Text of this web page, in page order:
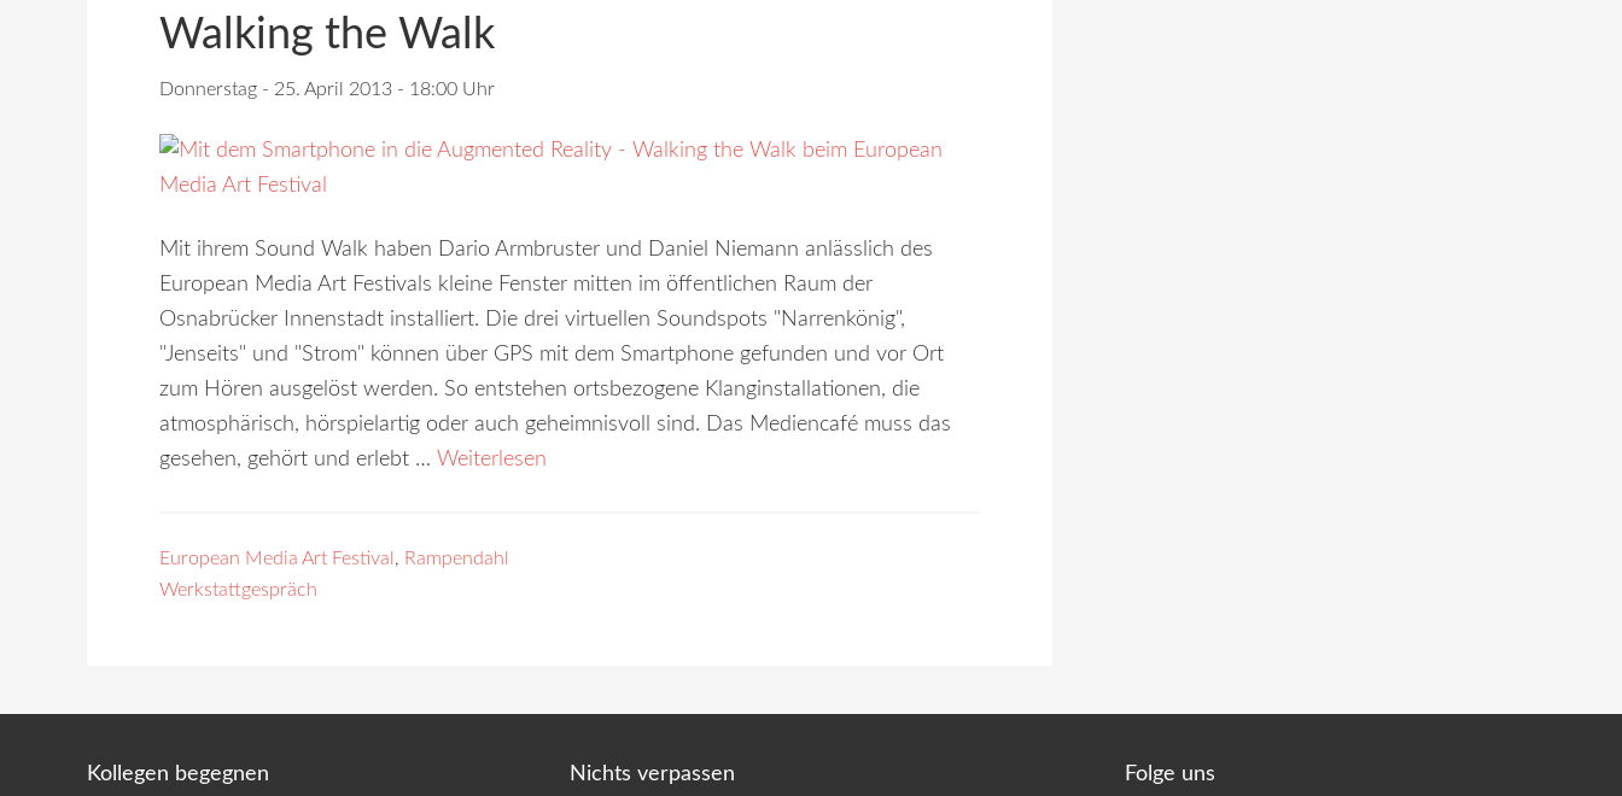
Walking the Walk
Donnerstag - 25. April 2013 - 18:00 Uhr
Mit ihrem Sound Walk haben Dario Armbruster und Daniel Niemann anlässlich des
European Media Art Festivals kleine Fenster mitten im öffentlichen Raum der
Osnabrücker Innenstadt installiert. Die drei virtuellen Soundspots "Narrenkönig",
"Jenseits" und "Strom" können über GPS mit dem Smartphone gefunden und vor Ort
zum Hören ausgelöst werden. So entstehen ortsbezogene Klanginstallationen, die
atmosphärisch, hörspielartig oder auch geheimnisvoll sind. Das Mediencafé muss das
gesehen, gehört und erlebt … Weiterlesen
European Media Art Festival , Rampendahl
Werkstattgespräch
Kollegen begegnen Nichts verpassen Folge uns